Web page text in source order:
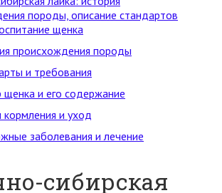
породы, описание стандартов
щенка
происхождения породы
и требования
и его содержание
и уход
заболевания и лечение
сибирская